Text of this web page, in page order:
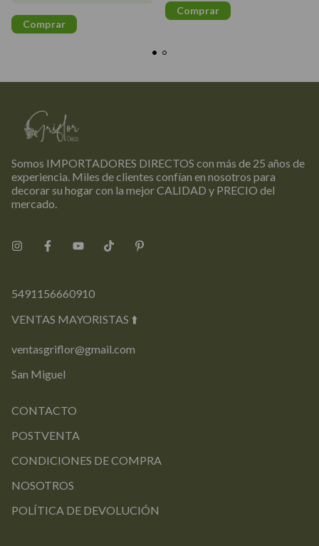
Somos IMPORTADORES DIRECTOS con más de 25 años de
experiencia. Miles de clientes confían en nosotros para
decorar su hogar con la mejor CALIDAD y PRECIO del
mercado.
5491156660910
VENTAS MAYORISTAS ⬆️
ventasgriflor@gmail.com
San Miguel
CONTACTO
POSTVENTA
CONDICIONES DE COMPRA
NOSOTROS
POLÍTICA DE DEVOLUCIÓN